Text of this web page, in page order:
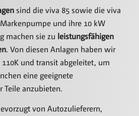
sind die viva 85 sowie die viva
Markenpumpe und ihre 10 kW
machen sie zu leistungsfähigen
. Von diesen Anlagen haben wir
und transit abgeleitet, um
eine geeignete
Teile anzubieten.
von Autozulieferern,